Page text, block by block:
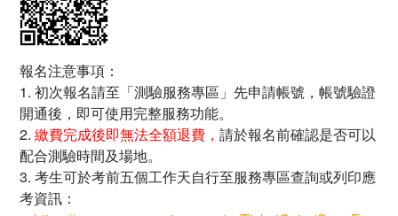
報名注意事項：
1. 初次報名請至「測驗服務專區」先申請帳號，帳號驗證
開通後，即可使用完整服務功能。
2. 繳費完成後即無法全額退費， 請於報名前確認是否可以
配合測驗時間及場地。
3. 考生可於考前五個工作天自行至服務專區查詢或列印應
考資訊：